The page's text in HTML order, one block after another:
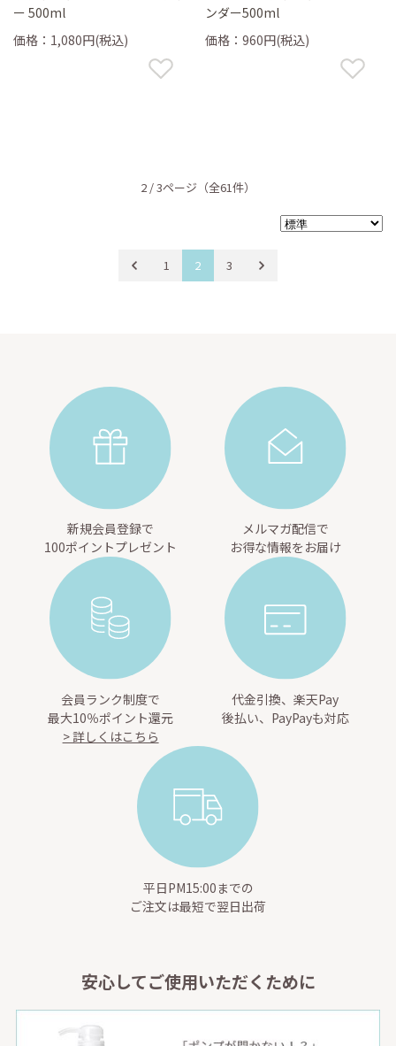
ー 500ml
価格：1,080円(税込)
ンダー500ml
価格：960円(税込)
2 / 3ページ （全61件）
1 2 3
新規会員登録で
100ポイントプレゼント
メルマガ配信で
お得な情報をお届け
会員ランク制度で
最大10％ポイント還元
> 詳しくはこちら
代金引換、楽天Pay
後払い、PayPayも対応
平日PM15:00までの
ご注文は最短で翌日出荷
安心してご使用いただくために